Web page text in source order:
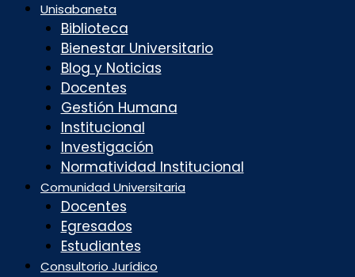
Unisabaneta
Biblioteca
Bienestar Universitario
Blog y Noticias
Docentes
Gestión Humana
Institucional
Investigación
Normatividad Institucional
Comunidad Universitaria
Docentes
Egresados
Estudiantes
Consultorio Jurídico